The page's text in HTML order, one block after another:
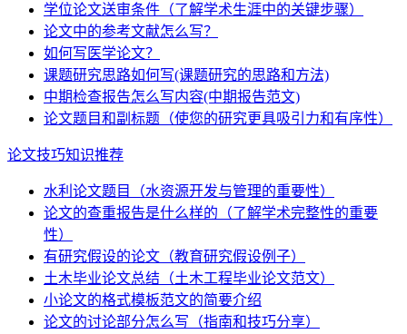
学位论文送审条件（了解学术生涯中的关键步骤）
论文中的参考文献怎么写？
如何写医学论文？
课题研究思路如何写(课题研究的思路和方法)
中期检查报告怎么写内容(中期报告范文)
论文题目和副标题（使您的研究更具吸引力和有序性）
论文技巧知识推荐
水利论文题目（水资源开发与管理的重要性）
论文的查重报告是什么样的（了解学术完整性的重要
性）
有研究假设的论文（教育研究假设例子）
土木毕业论文总结（土木工程毕业论文范文）
小论文的格式模板范文的简要介绍
论文的讨论部分怎么写（指南和技巧分享）